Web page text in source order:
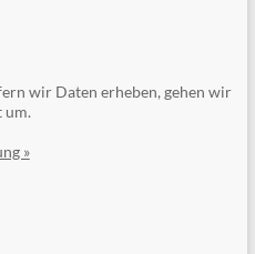
wir Daten erheben, gehen wir
um.
»